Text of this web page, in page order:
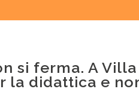
si ferma. A
la didattica e